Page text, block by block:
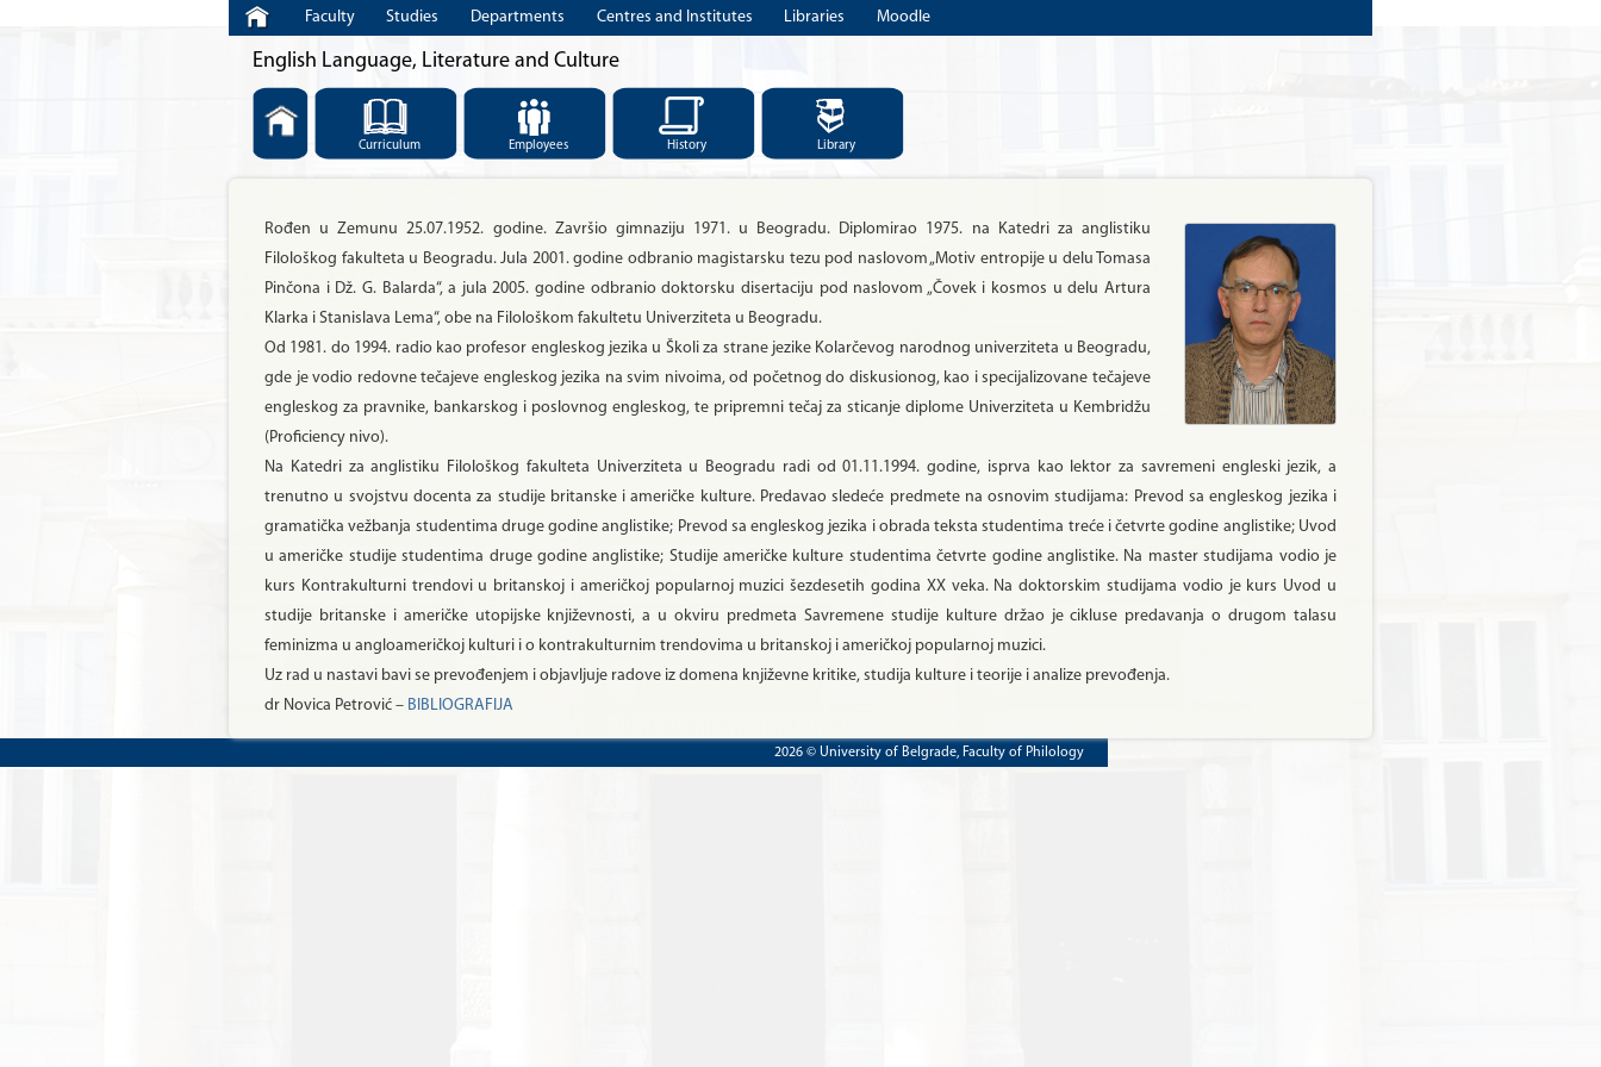
Faculty Studies Departments Centres and Institutes Libraries Moodle
English Language, Literature and Culture
Curriculum Employees History Library
Rođen u Zemunu 25.07.1952. godine. Završio gimnaziju 1971. u Beogradu. Diplomirao 1975. na Katedri za anglistiku
Filološkog fakulteta u Beogradu. Jula 2001. godine odbranio magistarsku tezu pod naslovom „Motiv entropije u delu Tomasa
Pinčona i Dž. G. Balarda“, a jula 2005. godine odbranio doktorsku disertaciju pod naslovom „Čovek i kosmos u delu Artura
Klarka i Stanislava Lema“, obe na Filološkom fakultetu Univerziteta u Beogradu.
Od 1981. do 1994. radio kao profesor engleskog jezika u Školi za strane jezike Kolarčevog narodnog univerziteta u Beogradu,
gde je vodio redovne tečajeve engleskog jezika na svim nivoima, od početnog do diskusionog, kao i specijalizovane tečajeve
engleskog za pravnike, bankarskog i poslovnog engleskog, te pripremni tečaj za sticanje diplome Univerziteta u Kembridžu
(Proficiency nivo).
Na Katedri za anglistiku Filološkog fakulteta Univerziteta u Beogradu radi od 01.11.1994. godine, isprva kao lektor za savremeni engleski jezik, a
trenutno u svojstvu docenta za studije britanske i američke kulture. Predavao sledeće predmete na osnovim studijama: Prevod sa engleskog jezika i
gramatička vežbanja studentima druge godine anglistike; Prevod sa engleskog jezika i obrada teksta studentima treće i četvrte godine anglistike; Uvod
u američke studije studentima druge godine anglistike; Studije američke kulture studentima četvrte godine anglistike. Na master studijama vodio je
kurs Kontrakulturni trendovi u britanskoj i američkoj popularnoj muzici šezdesetih godina XX veka. Na doktorskim studijama vodio je kurs Uvod u
studije britanske i američke utopijske književnosti, a u okviru predmeta Savremene studije kulture držao je cikluse predavanja o drugom talasu
feminizma u angloameričkoj kulturi i o kontrakulturnim trendovima u britanskoj i američkoj popularnoj muzici.
Uz rad u nastavi bavi se prevođenjem i objavljuje radove iz domena književne kritike, studija kulture i teorije i analize prevođenja.
dr Novica Petrović – BIBLIOGRAFIJA
2026 © University of Belgrade, Faculty of Philology